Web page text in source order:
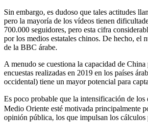
Sin embargo, es dudoso que tales actitudes
pero la mayoría de los vídeos tienen
700.000 seguidores, pero esta cifra
por los medios estatales chinos. De hecho, el
de la BBC árabe.
A menudo se cuestiona la capacidad de
encuestas realizadas en 2019 en los países
occidental) tiene un mayor potencial para
Es poco probable que la intensificación de
Medio Oriente esté motivada principalmente
opinión pública, los que impulsan los